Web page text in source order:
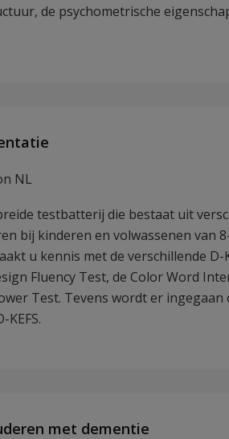
de psychometrische
NL
testbatterij die bestaat uit
bij kinderen en volwassenen van
u kennis met de verschillende D-
Fluency Test, de Color Word
Test. Tevens wordt er ingegaan
met dementie